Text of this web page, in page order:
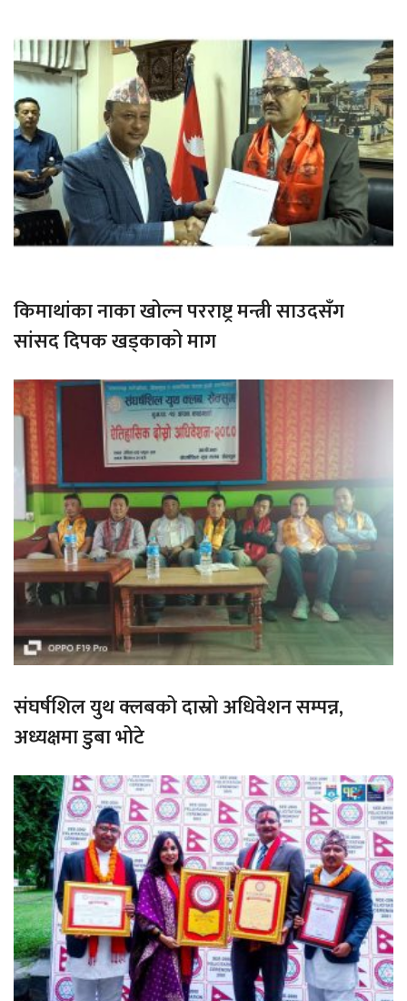
किमाथांका नाका खोल्न परराष्ट्र मन्त्री साउदसँग
सांसद दिपक खड्काको माग
संघर्षशिल युथ क्लबको दास्रो अधिवेशन सम्पन्न,
अध्यक्षमा डुबा भोटे